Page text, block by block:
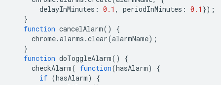
delayInMinutes : 0.1 , periodInMinutes : 0.1 });
}
function cancelAlarm()
{
chrome.alarms .clear(alarmName);
}
function doToggleAlarm()
{
checkAlarm( function(hasAlarm)
{
if (hasAlarm)
{